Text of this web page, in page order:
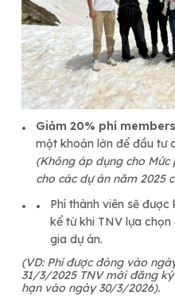
Giảm 20% phí
một khoản lớn để đầu tư
(Không áp dụng cho Mức
cho các dự án năm 2025
Phí thành viên sẽ
kể từ khi TNV lựa
gia dự án.
(VD: Phí được đóng vào
31/3/2025 TNV mới đăng
hạn vào ngày 30/3/2026).